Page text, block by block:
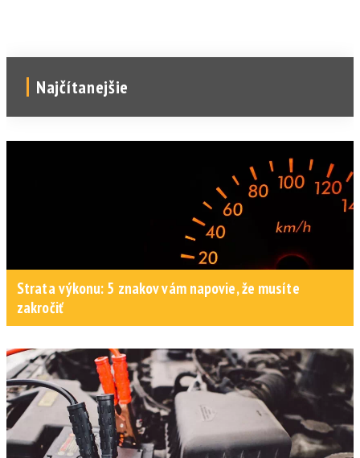
Najčítanejšie
Strata výkonu: 5 znakov vám napovie, že musíte
zakročiť